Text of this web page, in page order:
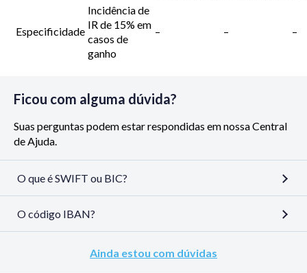
Especificidade
Incidência de
IR de 15% em
casos de
ganho
– – –
Ficou com alguma dúvida?
Suas perguntas podem estar respondidas em nossa Central
de Ajuda.
O que é SWIFT ou BIC?
O código IBAN?
Ainda estou com dúvidas